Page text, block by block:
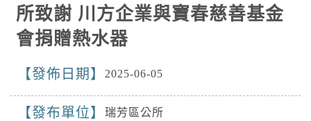
降雨，今(9)日臺北市山區、新竹縣山區、苗栗
縣山區有局部豪雨或大豪雨，北海岸、新北市
山區、桃園市山區、新竹縣地區、臺中市...
颱風
2026-08-09, 11:30│中央氣象署
16SEA13DOLPHIN白海豚2026-08-
09T03:00:00+00:0028.00,122.703343968250中
度颱風TYPHOON2026-08-
10T03:00:00+00:0028.90,118.502028990100中
颱風
所致謝 川方企業與寶春慈善基金
會捐贈熱水器
發佈日期 2025-06-05
發布單位 瑞芳區公所